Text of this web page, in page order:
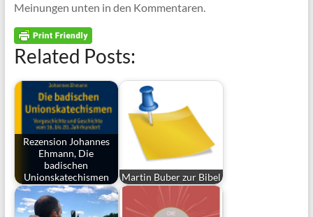
Meinungen unten in den Kommentaren.
Related Posts:
Rezension Johannes
Ehmann, Die
badischen
Unionskatechismen
Martin Buber zur Bibel